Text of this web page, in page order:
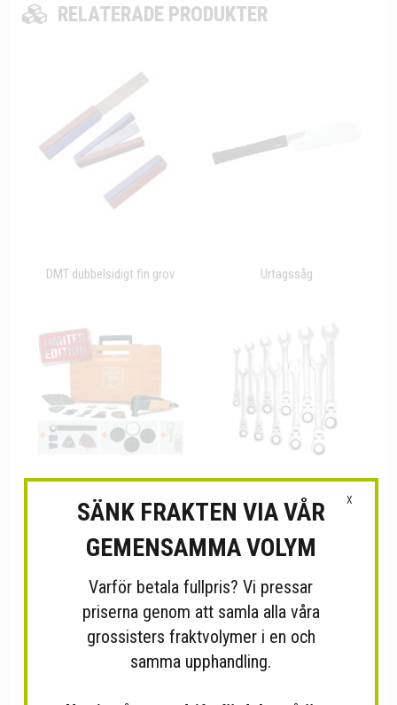
RELATERADE PRODUKTER
DMT dubbelsidigt fin grov Urtagssåg
MULTIMASTER LIMITED... Verktygsnycklar
X
SÄNK FRAKTEN VIA VÅR
GEMENSAMMA VOLYM
Varför betala fullpris? Vi pressar
priserna genom att samla alla våra
grossisters fraktvolymer i en och
samma upphandling.